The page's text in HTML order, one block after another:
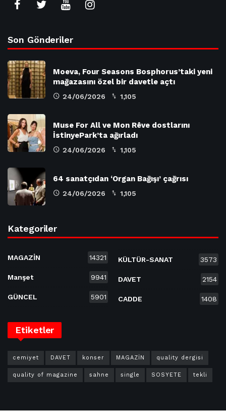
Son Gönderiler
Moeva, Four Seasons Bosphorus’taki yeni
mağazasını özel bir davetle açtı
24/06/2026 1,105
Muse For All ve Mon Rêve dostlarını
İstinyePark’ta ağırladı
24/06/2026 1,105
64 sanatçıdan ‘Organ Bağışı’ çağrısı
24/06/2026 1,105
Kategoriler
MAGAZİN 14321
Manşet 9941
GÜNCEL 5901
KÜLTÜR-SANAT 3573
DAVET 2154
CADDE 1408
Etiketler
cemiyet DAVET konser MAGAZİN quality dergisi
quality of magazine sahne single SOSYETE tekli